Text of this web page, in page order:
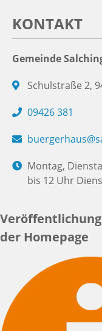
KONTAKT
Gemeinde
Schulstraße 2,
09426 381
Montag,
bis 12 Uhr
der Homepage